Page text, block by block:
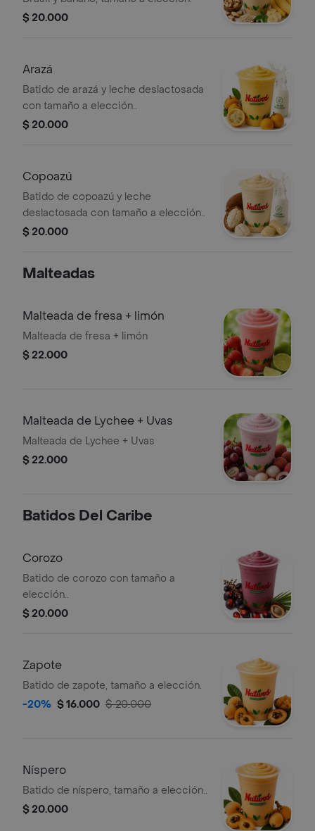
$ 20.000
Arazá
Batido de arazá y leche deslactosada
con tamaño a elección..
$ 20.000
Copoazú
Batido de copoazú y leche
deslactosada con tamaño a elección..
$ 20.000
Malteadas
Malteada de fresa + limón
Malteada de fresa + limón
$ 22.000
Malteada de Lychee + Uvas
Malteada de Lychee + Uvas
$ 22.000
Batidos Del Caribe
Corozo
Batido de corozo con tamaño a
elección..
$ 20.000
Zapote
Batido de zapote, tamaño a elección.
-20% $ 16.000 $ 20.000
Níspero
Batido de níspero, tamaño a elección..
$ 20.000